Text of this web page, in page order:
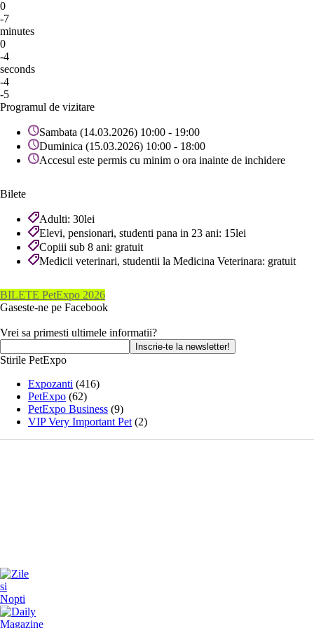
0
-7
minutes
0
-4
seconds
-4
-5
Programul de vizitare
Sambata (14.03.2026) 10:00 - 19:00
Duminica (15.03.2026) 10:00 - 18:00
Accesul este permis cu minim o ora inainte de inchidere
Bilete
Adulti: 30lei
Elevi, pensionari, studenti pana in 23 ani: 15lei
Copiii sub 8 ani: gratuit
Medicii veterinari, studentii la Medicina Veterinara: gratuit
BILETE PetExpo 2026
Gaseste-ne pe Facebook
Vrei sa primesti ultimele informatii?
Stirile PetExpo
Expozanti (416)
PetExpo (62)
PetExpo Business (9)
VIP Very Important Pet (2)